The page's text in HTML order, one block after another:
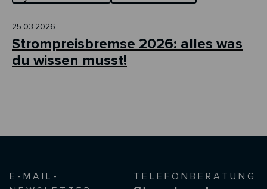
25.03.2026
Strompreisbremse 2026: alles was
du wissen musst!
E-MAIL-
TELEFONBERATUNG